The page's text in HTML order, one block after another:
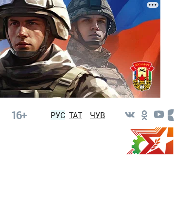
16+ РУС ТАТ ЧУВ